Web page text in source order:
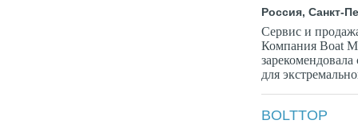
Россия, Санкт-
Сервис и
Компания Boat
для
BOLTTOP